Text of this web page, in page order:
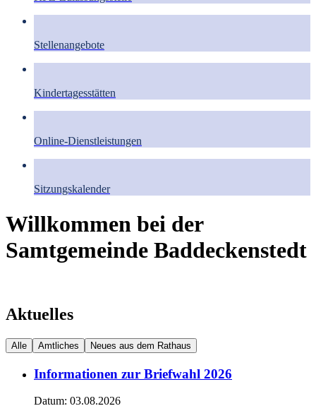
Stellenangebote
Kindertagesstätten
Online-Dienstleistungen
Sitzungskalender
Willkommen bei der
Samtgemeinde Baddeckenstedt
Aktuelles
Alle Amtliches Neues aus dem Rathaus
Informationen zur Briefwahl 2026
Datum: 03.08.2026